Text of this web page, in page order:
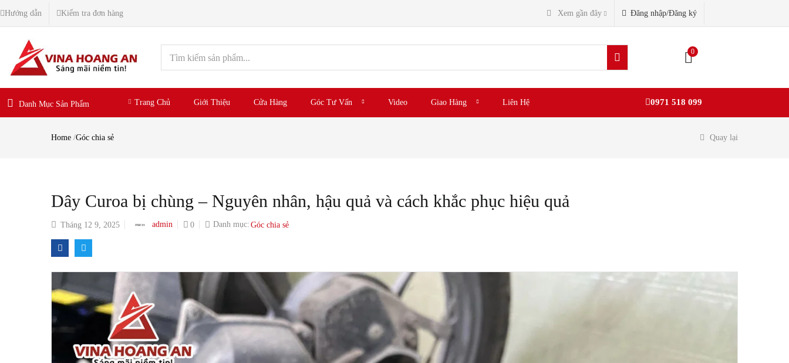
Hướng dẫn Kiểm tra đơn hàng Xem gần đây Đăng nhập/Đăng ký
0
Danh Mục Sản Phẩm Trang Chủ Giới Thiệu Cửa Hàng Góc Tư Vấn Video Giao Hàng Liên Hệ 0971 518 099
Home /Góc chia sẻ Quay lại
Dây Curoa bị chùng – Nguyên nhân, hậu quả và cách khắc phục hiệu quả
Tháng 12 9, 2025 admin 0 Danh mục: Góc chia sẻ